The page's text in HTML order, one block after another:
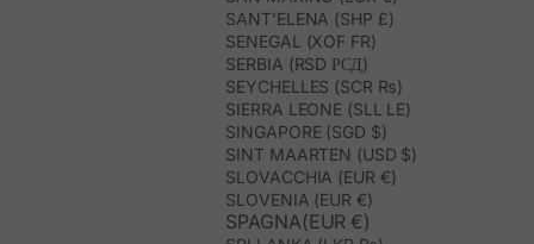
SANT’ELENA (SHP £)
SENEGAL (XOF FR)
SERBIA (RSD РСД)
SEYCHELLES (SCR ₨)
SIERRA LEONE (SLL LE)
SINGAPORE (SGD $)
SINT MAARTEN (USD $)
SLOVACCHIA (EUR €)
SLOVENIA (EUR €)
SPAGNA(EUR €)